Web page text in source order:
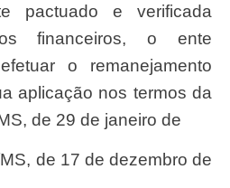
pactuado e verificada
financeiros, o ente
o remanejamento
aplicação nos termos da
de 29 de janeiro de